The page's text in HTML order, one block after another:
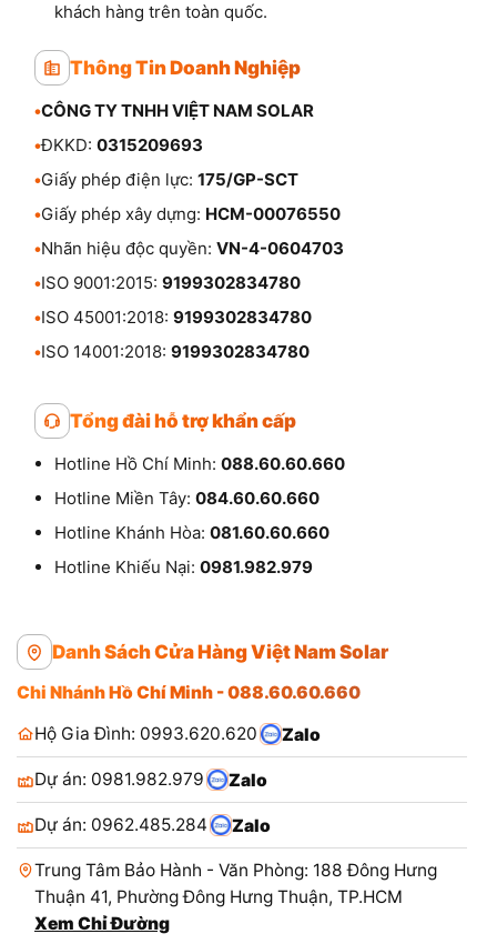
khách hàng trên toàn quốc.
Thông Tin Doanh Nghiệp
•CÔNG TY TNHH VIỆT NAM SOLAR
•ĐKKD: 0315209693
•Giấy phép điện lực: 175/GP-SCT
•Giấy phép xây dựng: HCM-00076550
•Nhãn hiệu độc quyền: VN-4-0604703
•ISO 9001:2015: 9199302834780
•ISO 45001:2018: 9199302834780
•ISO 14001:2018: 9199302834780
Tổng đài hỗ trợ khẩn cấp
Hotline Hồ Chí Minh: 088.60.60.660
Hotline Miền Tây: 084.60.60.660
Hotline Khánh Hòa: 081.60.60.660
Hotline Khiếu Nại: 0981.982.979
Danh Sách Cửa Hàng Việt Nam Solar
Chi Nhánh Hồ Chí Minh - 088.60.60.660
Hộ Gia Đình: 0993.620.620
Zalo
Dự án: 0981.982.979 Zalo
Dự án: 0962.485.284 Zalo
Trung Tâm Bảo Hành - Văn Phòng: 188 Đông Hưng
Thuận 41, Phường Đông Hưng Thuận, TP.HCM
Xem Chỉ Đường